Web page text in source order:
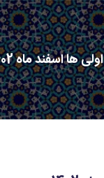
ها اسفند ماه 1402